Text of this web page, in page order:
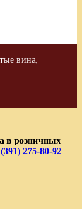
вина,
в розничных
275-80-92